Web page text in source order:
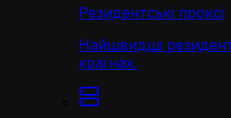
Резидентські проксі
Найшвидші
країнах.